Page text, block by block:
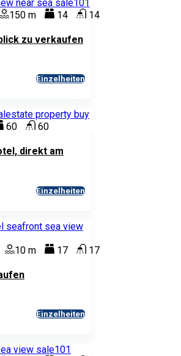
150 m 14 14
zu verkaufen
Einzelheiten
60 60
direkt am
Einzelheiten
10 m 17 17
Einzelheiten